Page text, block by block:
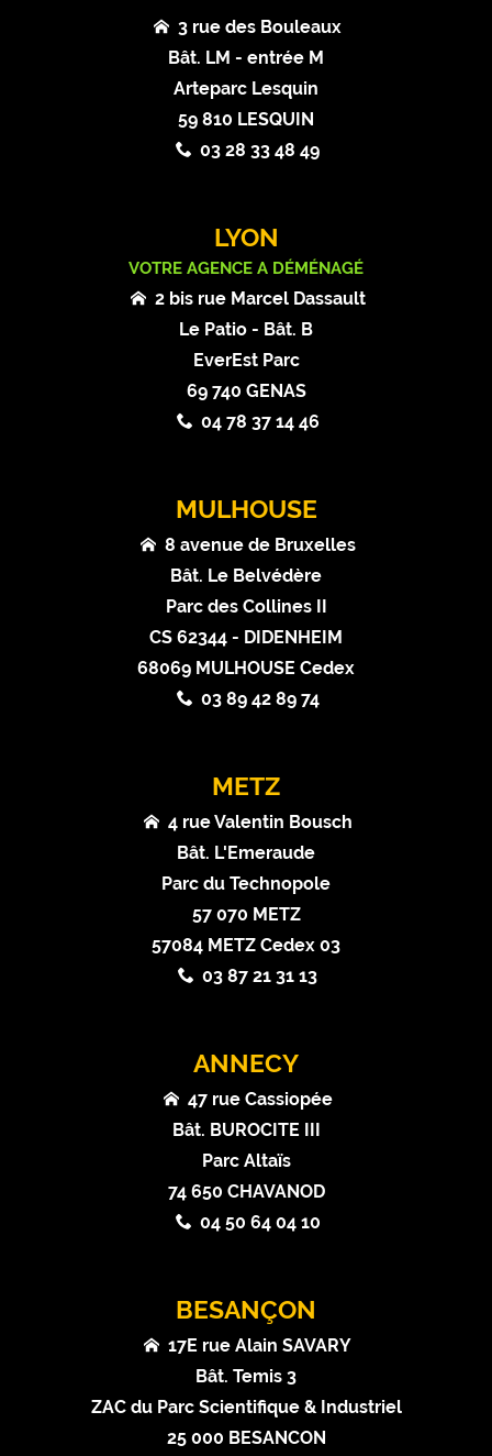
3 rue des Bouleaux
Bât. LM - entrée M
Arteparc Lesquin
59 810 LESQUIN
03 28 33 48 49
LYON
VOTRE AGENCE A DÉMÉNAGÉ
2 bis rue Marcel Dassault
Le Patio - Bât. B
EverEst Parc
69 740 GENAS
04 78 37 14 46
MULHOUSE
8 avenue de Bruxelles
Bât. Le Belvédère
Parc des Collines II
CS 62344 - DIDENHEIM
68069 MULHOUSE Cedex
03 89 42 89 74
METZ
4 rue Valentin Bousch
Bât. L'Emeraude
Parc du Technopole
57 070 METZ
57084 METZ Cedex 03
03 87 21 31 13
ANNECY
47 rue Cassiopée
Bât. BUROCITE III
Parc Altaïs
74 650 CHAVANOD
04 50 64 04 10
BESANÇON
17E rue Alain SAVARY
Bât. Temis 3
ZAC du Parc Scientifique & Industriel
25 000 BESANCON